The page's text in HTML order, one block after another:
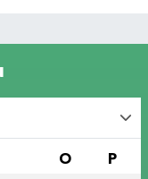
O P